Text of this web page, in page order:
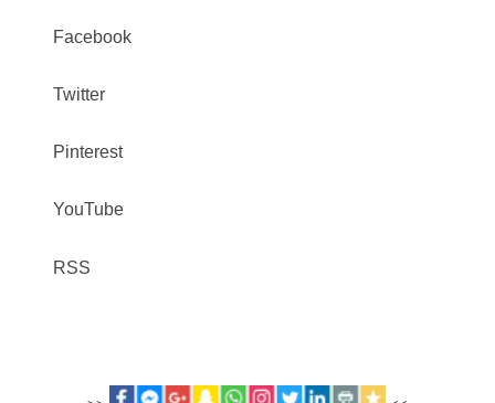
Facebook
Twitter
Pinterest
YouTube
RSS